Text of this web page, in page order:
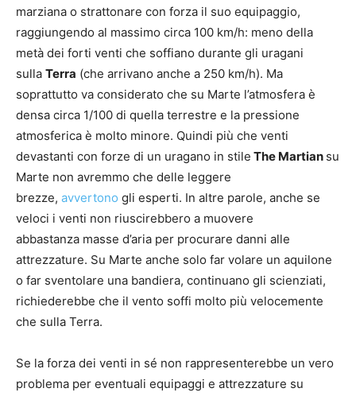
marziana o strattonare con forza il suo equipaggio,
raggiungendo al massimo circa 100 km/h: meno della
metà dei forti venti che soffiano durante gli uragani
sulla Terra (che arrivano anche a 250 km/h). Ma
soprattutto va considerato che su Marte l’atmosfera è
densa circa 1/100 di quella terrestre e la pressione
atmosferica è molto minore. Quindi più che venti
devastanti con forze di un uragano in stile The Martian su
Marte non avremmo che delle leggere
brezze, avvertono gli esperti. In altre parole, anche se
veloci i venti non riuscirebbero a muovere
abbastanza masse d’aria per procurare danni alle
attrezzature. Su Marte anche solo far volare un aquilone
o far sventolare una bandiera, continuano gli scienziati,
richiederebbe che il vento soffi molto più velocemente
che sulla Terra.
Se la forza dei venti in sé non rappresenterebbe un vero
problema per eventuali equipaggi e attrezzature su